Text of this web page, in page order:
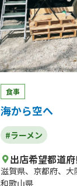
食事
海から空へ
#ラーメン
出店希望都道
滋賀県、 京都府、 大
和歌山県